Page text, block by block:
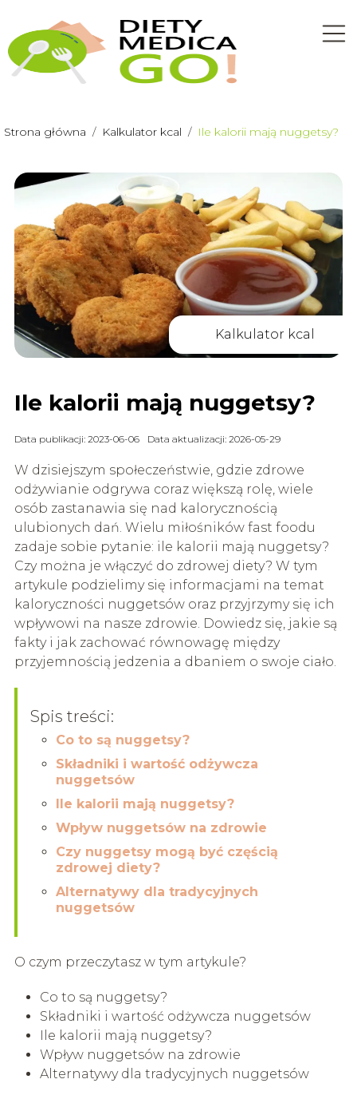
Strona główna / Kalkulator kcal / Ile kalorii mają nuggetsy?
Kalkulator kcal
Ile kalorii mają nuggetsy?
Data publikacji: 2023-06-06 Data aktualizacji: 2026-05-29
W dzisiejszym społeczeństwie, gdzie zdrowe
odżywianie odgrywa coraz większą rolę, wiele
osób zastanawia się nad kalorycznością
ulubionych dań. Wielu miłośników fast foodu
zadaje sobie pytanie: ile kalorii mają nuggetsy?
Czy można je włączyć do zdrowej diety? W tym
artykule podzielimy się informacjami na temat
kaloryczności nuggetsów oraz przyjrzymy się ich
wpływowi na nasze zdrowie. Dowiedz się, jakie są
fakty i jak zachować równowagę między
przyjemnością jedzenia a dbaniem o swoje ciało.
Spis treści:
Co to są nuggetsy?
Składniki i wartość odżywcza
nuggetsów
Ile kalorii mają nuggetsy?
Wpływ nuggetsów na zdrowie
Czy nuggetsy mogą być częścią
zdrowej diety?
Alternatywy dla tradycyjnych
nuggetsów
O czym przeczytasz w tym artykule?
Co to są nuggetsy?
Składniki i wartość odżywcza nuggetsów
Ile kalorii mają nuggetsy?
Wpływ nuggetsów na zdrowie
Alternatywy dla tradycyjnych nuggetsów